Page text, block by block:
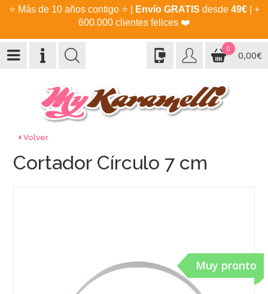
⭐ Más de 10 años contigo ⭐ Envío GRATIS desde 49€| +
600.000 clientes felices ❤️
0
0,00€
Volver
Muy pronto
Cortador Círculo 7 cm